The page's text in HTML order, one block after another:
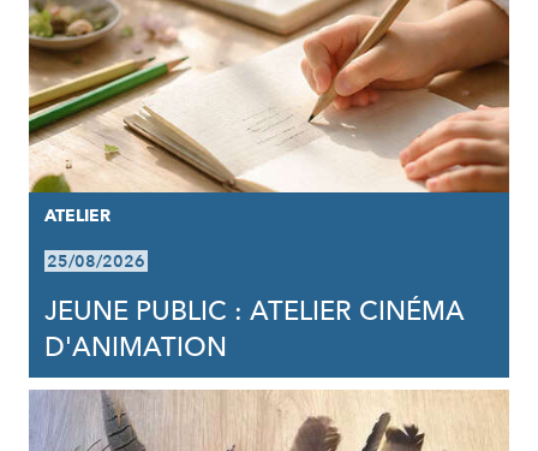
ATELIER
25/08/2026
JEUNE PUBLIC : ATELIER CINÉMA
D'ANIMATION